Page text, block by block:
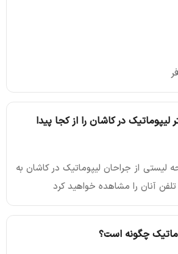
در کاشان را از کجا پیدا
لیستی از جراحان لیپوماتیک در کاشان به
آنان را مشاهده خواهید کرد
چگونه است؟